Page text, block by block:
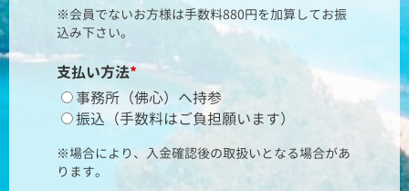
※会員でないお方様は手数料880円を加算してお振
込み下さい。
支払い方法*
事務所（佛心）へ持参
振込（手数料はご負担願います）
※場合により、入金確認後の取扱いとなる場合があ
ります。